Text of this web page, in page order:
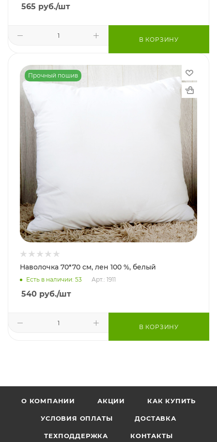
565 руб./шт
В КОРЗИНУ
Прочный пошив
Наволочка 70*70 см, лен 100 %, белый
Есть в наличии: 53 Арт.: 1911
540 руб./шт
В КОРЗИНУ
О КОМПАНИИ АКЦИИ КАК КУПИТЬ
УСЛОВИЯ ОПЛАТЫ ДОСТАВКА
ТЕХПОДДЕРЖКА КОНТАКТЫ